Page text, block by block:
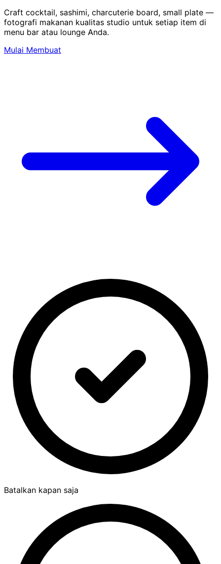
Craft cocktail, sashimi, charcuterie board, small plate —
fotografi makanan kualitas studio untuk setiap item di
menu bar atau lounge Anda.
Mulai Membuat
Batalkan kapan saja